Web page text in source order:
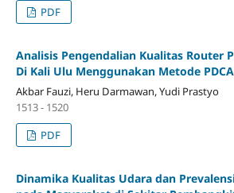
PDF
Analisis Pengendalian Kualitas Router
Di Kali Ulu Menggunakan Metode PDCA
Akbar Fauzi, Heru Darmawan, Yudi Prastyo
1513 - 1520
PDF
Dinamika Kualitas Udara dan